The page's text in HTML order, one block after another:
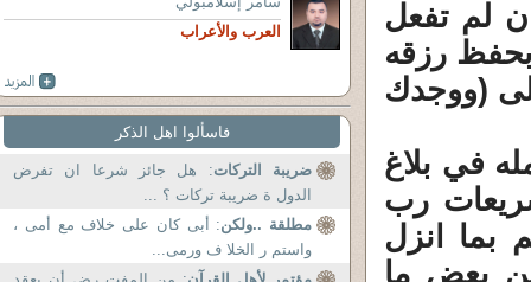
لم تفعل
رزقه
(ووجدك
في بلاغ
رب
بما انزل
عن بعض ما
العرب والأعراب
فاسألوا اهل الذكر
ضريبة التركات: هل جائز شرعا ان تفرض
الدول ة ضريبة تركات ؟ ...
مطلقة ..ولكن: أبى كان على خلاف مع أمى ،
واستم ر الخلا ف ورمى...